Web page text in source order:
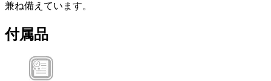
兼ね備えています。
付属品